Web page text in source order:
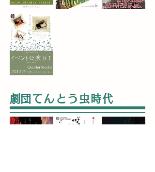
​劇団てんとう虫時代